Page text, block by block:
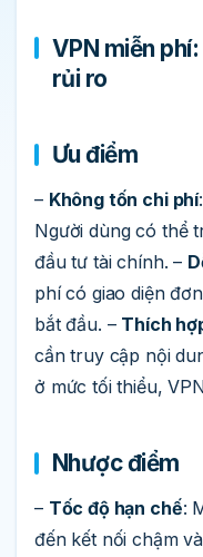
VPN miễn
rủi ro
Ưu điểm
– Không tốn chi phí
Người dùng có thể
đầu tư tài chính. –
phí có giao diện
bắt đầu. – Thích
cần truy cập nội
ở mức tối thiểu,
Nhược điểm
– Tốc độ hạn chế:
đến kết nối chậm